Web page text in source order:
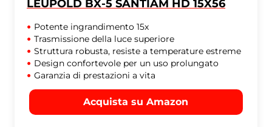
LEUPOLD BX-5 SANTIAM HD 15X56
Potente ingrandimento 15x
Trasmissione della luce superiore
Struttura robusta, resiste a temperature estreme
Design confortevole per un uso prolungato
Garanzia di prestazioni a vita
Acquista su Amazon